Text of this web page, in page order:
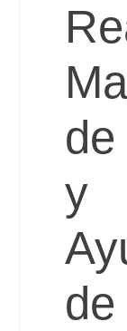
Periodismo
Publicidad y
Doble Grado
Doble Grado
y